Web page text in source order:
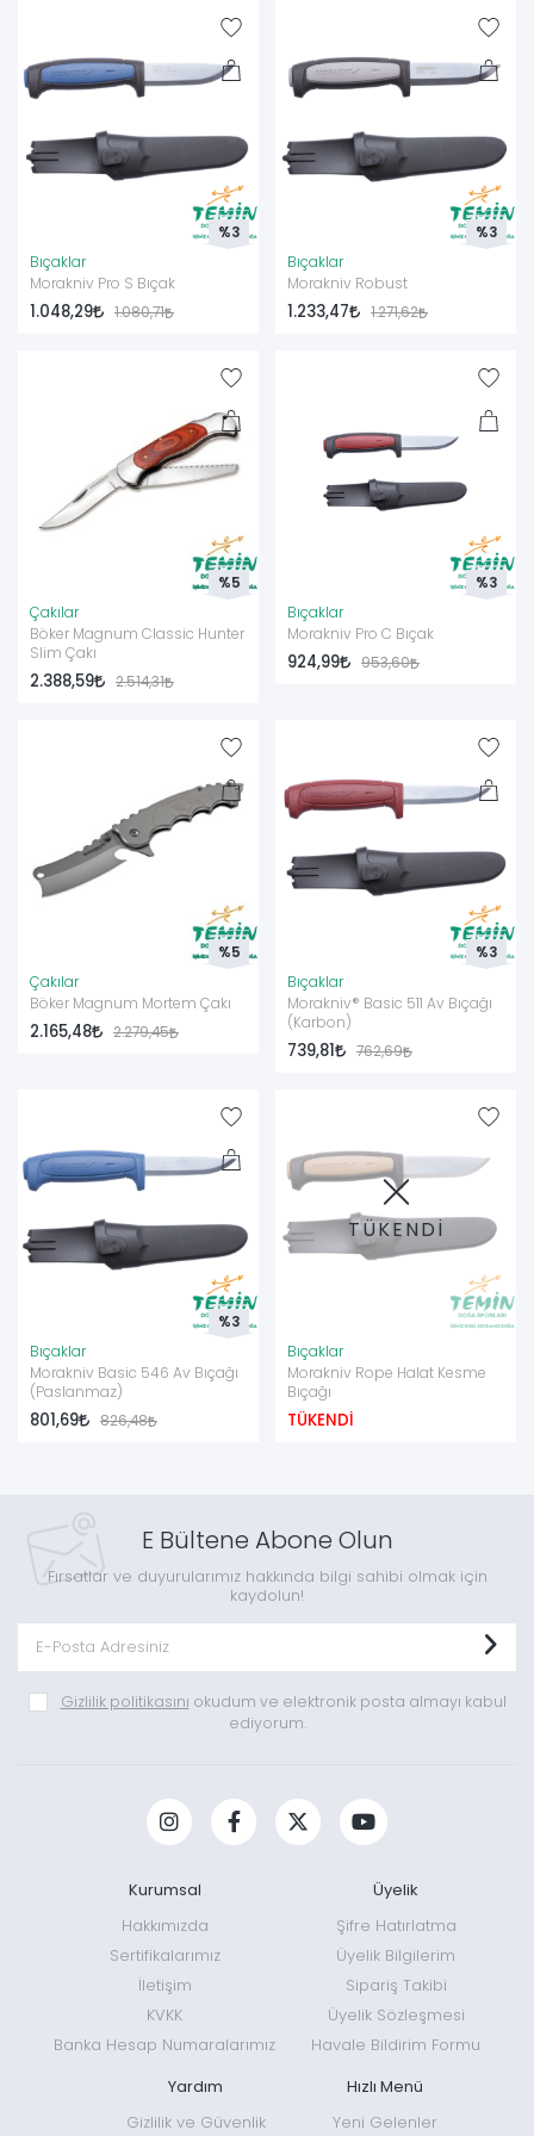
Bıçaklar
Morakniv Pro S Bıçak
1.048,29 1.080,71
%3
Bıçaklar
Morakniv Robust
1.233,47 1.271,62
%3
Çakılar
Böker Magnum Classic Hunter
Slim Çakı
2.388,59 2.514,31
%5
Bıçaklar
Morakniv Pro C Bıçak
924,99 953,60
%3
Çakılar
Böker Magnum Mortem Çakı
2.165,48 2.279,45
%5
Bıçaklar
Morakniv® Basic 511 Av Bıçağı
(Karbon)
739,81 762,69
%3
Bıçaklar
Morakniv Basic 546 Av Bıçağı
(Paslanmaz)
801,69 826,48
%3
TÜKENDİ
Bıçaklar
Morakniv Rope Halat Kesme
Bıçağı
TÜKENDİ
E Bültene Abone Olun
Fırsatlar ve duyurularımız hakkında bilgi sahibi olmak için
kaydolun!
Gizlilik politikasını okudum ve elektronik posta almayı kabul
ediyorum.
Kurumsal
Hakkımızda
Sertifikalarımız
İletişim
KVKK
Banka Hesap Numaralarımız
Üyelik
Şifre Hatırlatma
Üyelik Bilgilerim
Sipariş Takibi
Üyelik Sözleşmesi
Havale Bildirim Formu
Yardım
Gizlilik ve Güvenlik
Hızlı Menü
Yeni Gelenler